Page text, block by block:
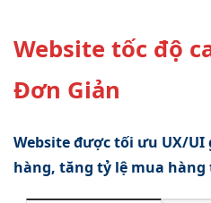
Website tốc độ
Đơn Giản
Website được tối ưu UX/
hàng, tăng tỷ lệ mua hàng